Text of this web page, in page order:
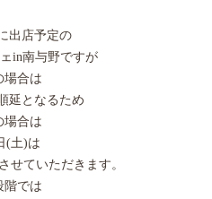
出店予定の
in南与野ですが
場合は
延となるため
場合は
(土)は
せていただきます。
階では